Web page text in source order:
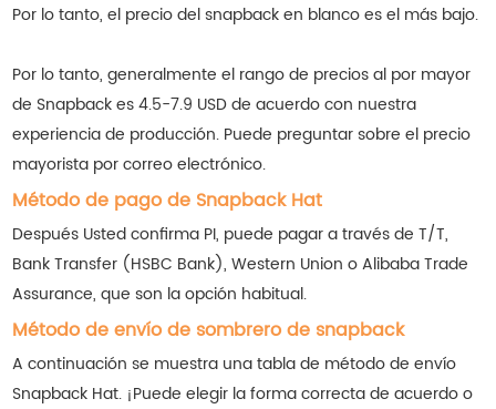
Por lo tanto, el precio del snapback en blanco es el más bajo.
Por lo tanto, generalmente el rango de precios al por mayor
de Snapback es 4.5-7.9 USD de acuerdo con nuestra
experiencia de producción. Puede preguntar sobre el precio
mayorista por correo electrónico.
Método de pago de Snapback Hat
Después Usted confirma PI, puede pagar a través de T/T,
Bank Transfer (HSBC Bank), Western Union o Alibaba Trade
Assurance, que son la opción habitual.
Método de envío de sombrero de snapback
A continuación se muestra una tabla de método de envío
Snapback Hat. ¡Puede elegir la forma correcta de acuerdo o